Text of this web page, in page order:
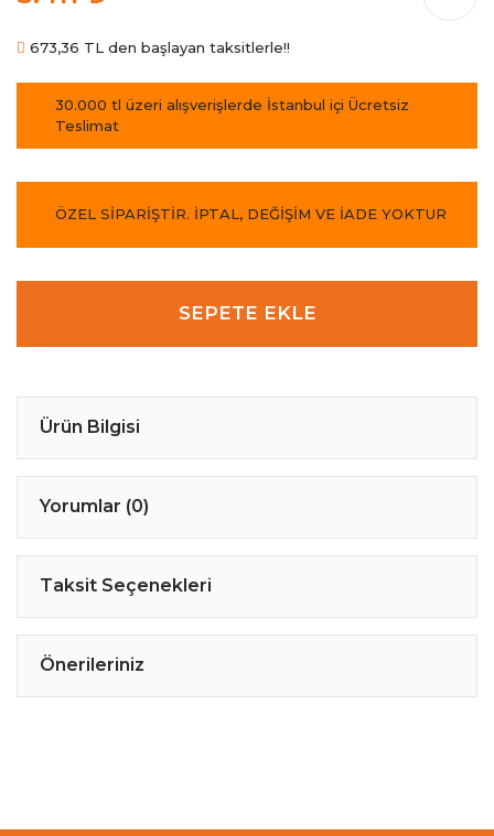
673,36 TL den başlayan taksitlerle!!
30.000 tl üzeri alışverişlerde İstanbul içi Ücretsiz
Teslimat
ÖZEL SİPARİŞTİR. İPTAL, DEĞİŞİM VE İADE YOKTUR
SEPETE EKLE
Ürün Bilgisi
Yorumlar (0)
Taksit Seçenekleri
Önerileriniz